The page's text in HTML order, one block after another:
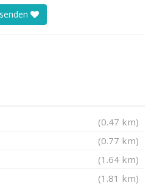
(0.47 km)
(0.77 km)
(1.64 km)
(1.81 km)